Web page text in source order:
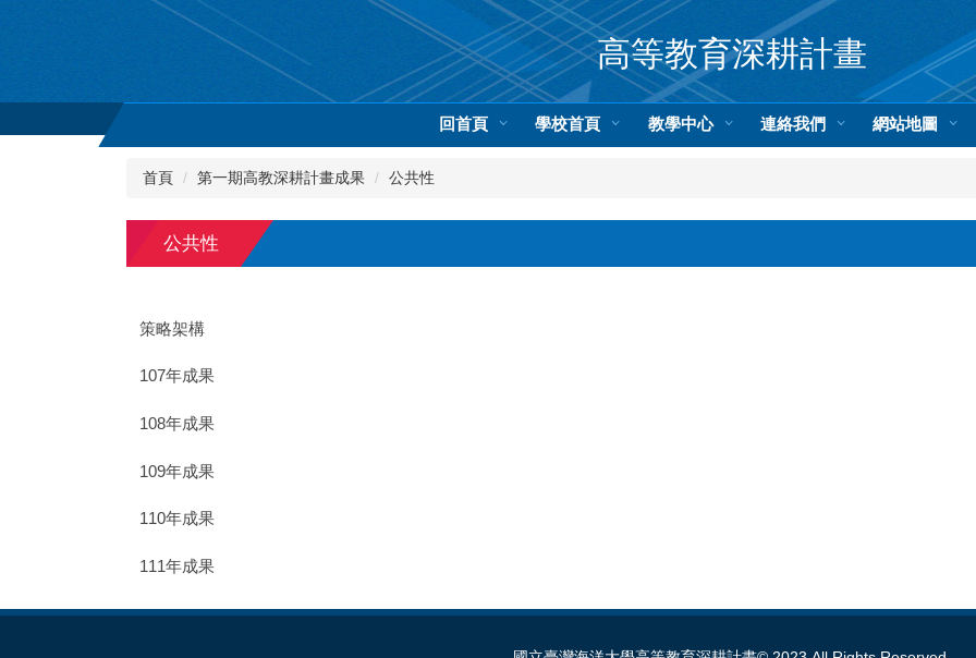
內
高等教育深耕計畫
回首頁 學校首頁 教學中心 連絡我們 網站地圖
首頁 第一期高教深耕計畫成果 公共性
公共性
策略架構
107年成果
108年成果
109年成果
110年成果
111年成果